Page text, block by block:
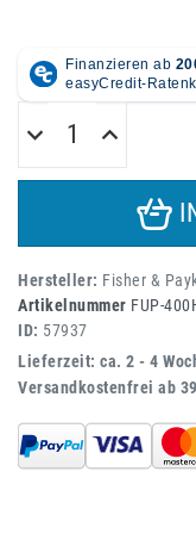
Hersteller: Fisher &
Artikelnummer FUP-
ID: 57937
Lieferzeit: ca. 2 - 4
Versandkostenfrei ab